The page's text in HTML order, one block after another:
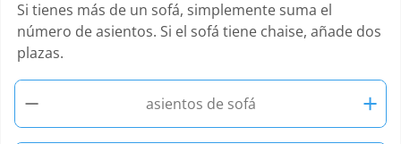
Si tienes más de un sofá, simplemente suma el
número de asientos. Si el sofá tiene chaise, añade dos
plazas.
− asientos de sofá
+